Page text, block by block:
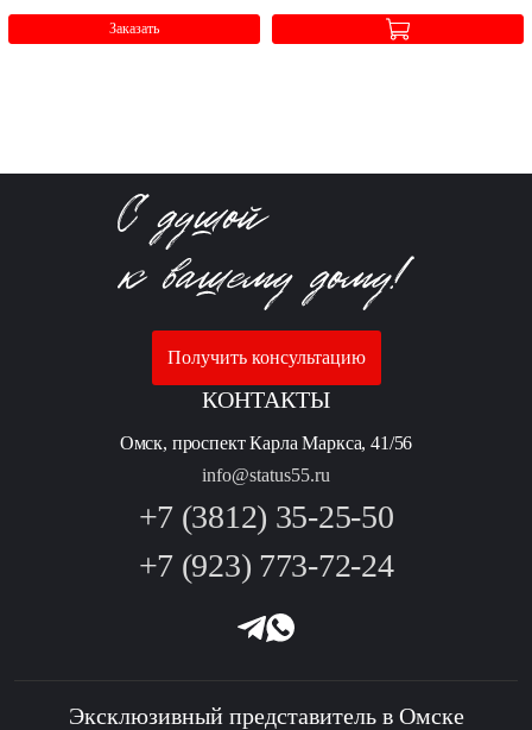
Заказать
Получить консультацию
КОНТАКТЫ
Омск, проспект Карла Маркса, 41/56
info@status55.ru
+7 (3812) 35-25-50
+7 (923) 773-72-24
Эксклюзивный представитель в Омске